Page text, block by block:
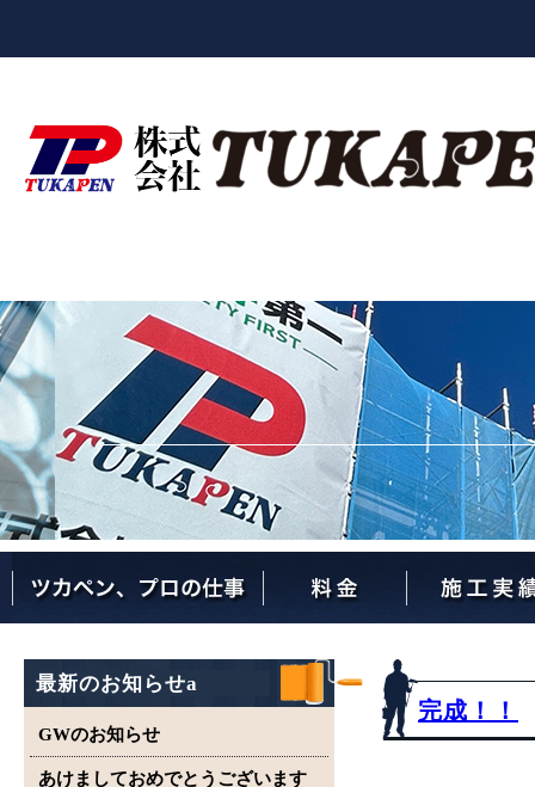
最新のお知らせa
GWのお知らせ
あけましておめでとうございます
完成！！